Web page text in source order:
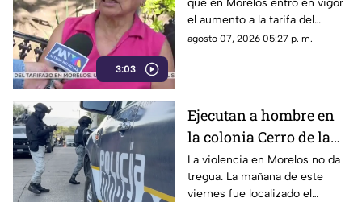
3:03
que en Morelos entró en vigor
el aumento a la tarifa del
transporte público. Un mes,
al interior de las unidades.
agosto 07, 2026 05:27 p. m.
Ejecutan a hombre en
la colonia Cerro de la
Corona
La violencia en Morelos no da
tregua. La mañana de este
viernes fue localizado el